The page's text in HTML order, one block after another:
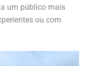
um público mais
ou com